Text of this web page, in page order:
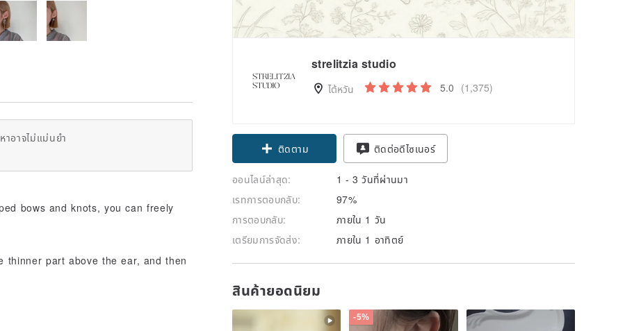
strelitzia studio
ไต้หวัน 5.0 (1,375)
ติดตาม ติดต่อดีไซเนอร์
ออนไลน์ล่าสุด:
1 - 3 วันที่ผ่านมา
เรทการตอบกลับ:
97%
การตอบกลับ:
ภายใน 1 วัน
เตรียมการจัดส่ง:
ภายใน 1 อาทิตย์
สินค้ายอดนิยม
-5%
อาจไม่แม่นยำ
bows and knots, you can freely
thinner part above the ear, and then